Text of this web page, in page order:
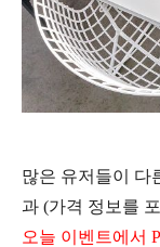
많은 유저들이 다
과 (가격 정보를
오늘 이벤트에서